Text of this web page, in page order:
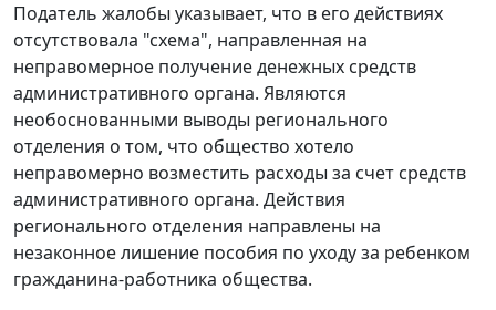
Податель жалобы указывает, что в его действиях
отсутствовала "схема", направленная на
неправомерное получение денежных средств
административного органа. Являются
необоснованными выводы регионального
отделения о том, что общество хотело
неправомерно возместить расходы за счет средств
административного органа. Действия
регионального отделения направлены на
незаконное лишение пособия по уходу за ребенком
гражданина-работника общества.